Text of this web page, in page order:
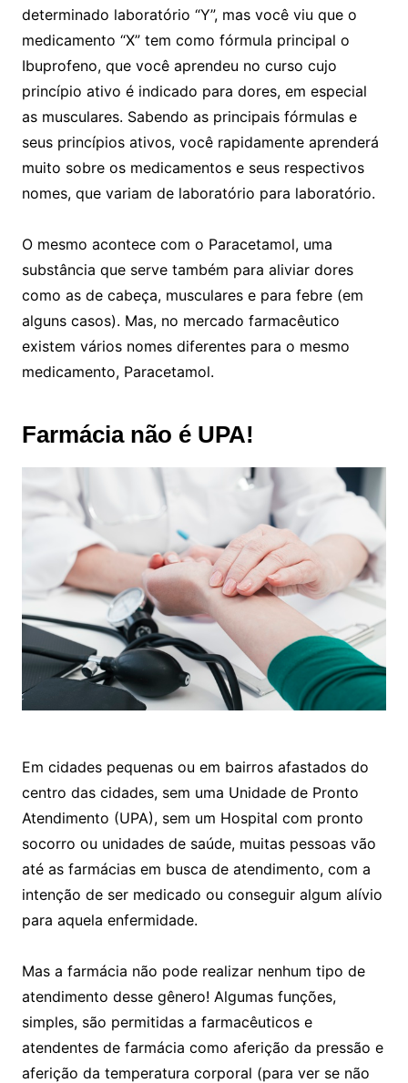
determinado laboratório “Y”, mas você viu que o
medicamento “X” tem como fórmula principal o
Ibuprofeno, que você aprendeu no curso cujo
princípio ativo é indicado para dores, em especial
as musculares. Sabendo as principais fórmulas e
seus princípios ativos, você rapidamente aprenderá
muito sobre os medicamentos e seus respectivos
nomes, que variam de laboratório para laboratório.
O mesmo acontece com o Paracetamol, uma
substância que serve também para aliviar dores
como as de cabeça, musculares e para febre (em
alguns casos). Mas, no mercado farmacêutico
existem vários nomes diferentes para o mesmo
medicamento, Paracetamol.
Farmácia não é UPA!
Em cidades pequenas ou em bairros afastados do
centro das cidades, sem uma Unidade de Pronto
Atendimento (UPA), sem um Hospital com pronto
socorro ou unidades de saúde, muitas pessoas vão
até as farmácias em busca de atendimento, com a
intenção de ser medicado ou conseguir algum alívio
para aquela enfermidade.
Mas a farmácia não pode realizar nenhum tipo de
atendimento desse gênero! Algumas funções,
simples, são permitidas a farmacêuticos e
atendentes de farmácia como aferição da pressão e
aferição da temperatura corporal (para ver se não